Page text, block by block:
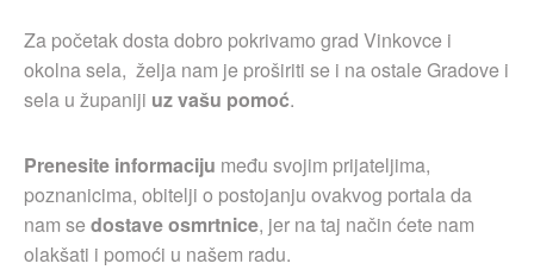
Za početak dosta dobro pokrivamo grad Vinkovce i
okolna sela, želja nam je proširiti se i na ostale Gradove i
sela u županiji uz vašu pomoć.
Prenesite informaciju među svojim prijateljima,
poznanicima, obitelji o postojanju ovakvog portala da
nam sedostave osmrtnice, jer na taj način ćete nam
olakšati i pomoći u našem radu.